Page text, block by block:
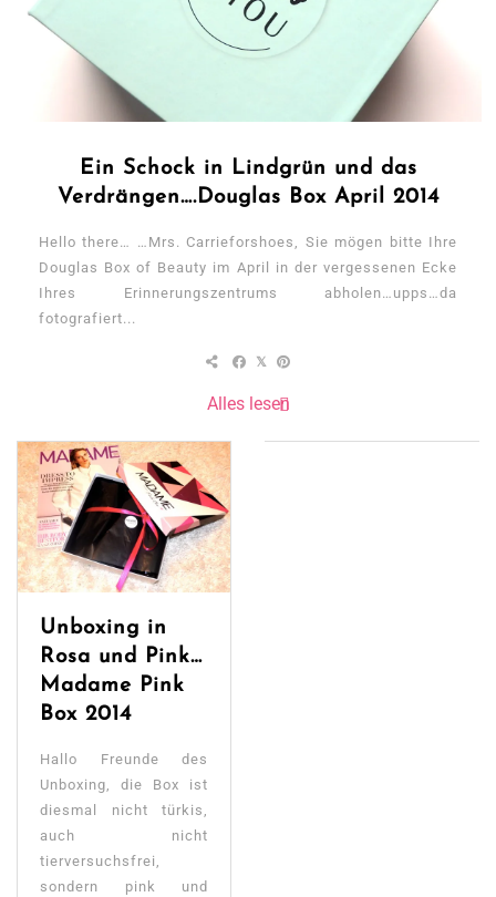
Ein Schock in Lindgrün und das
Verdrängen….Douglas Box April 2014
Hello there… …Mrs. Carrieforshoes, Sie mögen bitte Ihre
Douglas Box of Beauty im April in der vergessenen Ecke
Ihres Erinnerungszentrums abholen…upps…da
fotografiert...
Alles lesen
Unboxing in
Rosa und Pink…
Madame Pink
Box 2014
Hallo Freunde des
Unboxing, die Box ist
diesmal nicht türkis,
auch nicht
tierversuchsfrei,
sondern pink und